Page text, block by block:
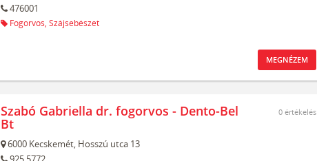
476001
Fogorvos, Szájsebészet
MEGNÉZEM
Szabó Gabriella dr. fogorvos - Dento-Bel
Bt
6000 Kecskemét, Hosszú utca 13
0 értékelés